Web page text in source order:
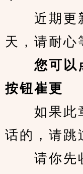
近期更新
天，请耐心
您可以
按钮崔更
如果此章
话的，请跳
请你先收